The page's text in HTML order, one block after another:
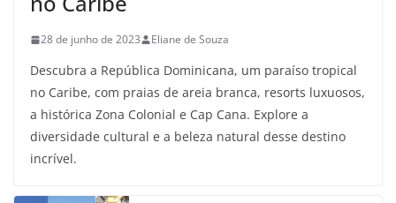
28 de junho de 2023 Eliane de Souza
Descubra a República Dominicana, um paraíso tropical
no Caribe, com praias de areia branca, resorts luxuosos,
a histórica Zona Colonial e Cap Cana. Explore a
diversidade cultural e a beleza natural desse destino
incrível.